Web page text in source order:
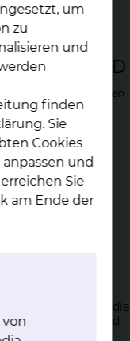
von COPD
also die Bronchien
betroffen.
eine Erkrankung, die
(Interstitium) und
führt.
um
zu
und
finden
Sie
Cookies
und
Sie
am Ende der
von